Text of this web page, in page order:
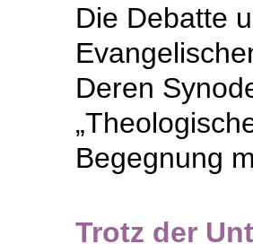
Die Debatte
Deren
Begegnung
Trotz der